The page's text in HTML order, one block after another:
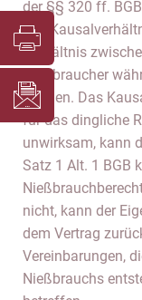
der §§ 320 ff.
das
Verhältnis
Nießbraucher
trennen. Das
für das dingliche
unwirksam, kann
Satz 1 Alt. 1 BGB
nicht, kann der
dem Vertrag
Vereinbarungen,
Nießbrauchs